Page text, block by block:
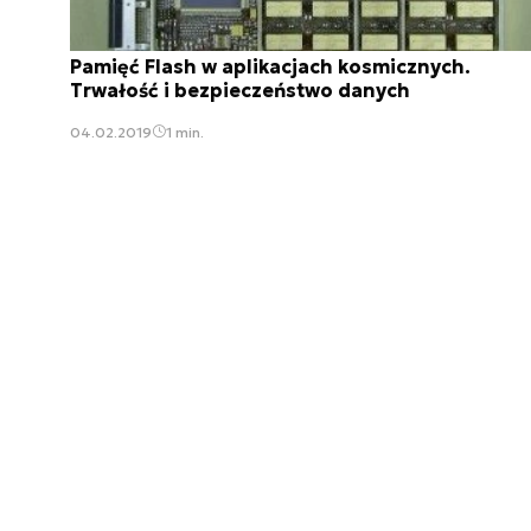
Pamięć Flash w aplikacjach kosmicznych.
Trwałość i bezpieczeństwo danych
04.02.2019 1 min.